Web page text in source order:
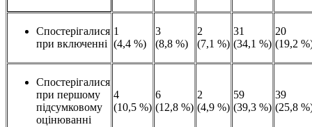
Спостерігалися
при включенні
1
(4,4 %)
3
(8,8 %)
2
(7,1 %)
31
(34,1 %)
20
(19,2
Спостерігалися
при першому
підсумковому
оцінюванні
4
(10,5 %)
6
(12,8 %)
2
(4,9 %)
59
(39,3 %)
39
(25,8